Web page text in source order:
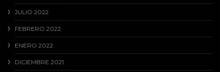
JULIO 2022
FEBRERO 2022
ENERO 2022
DICIEMBRE 2021